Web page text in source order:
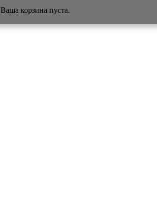
Ваша корзина пуста.